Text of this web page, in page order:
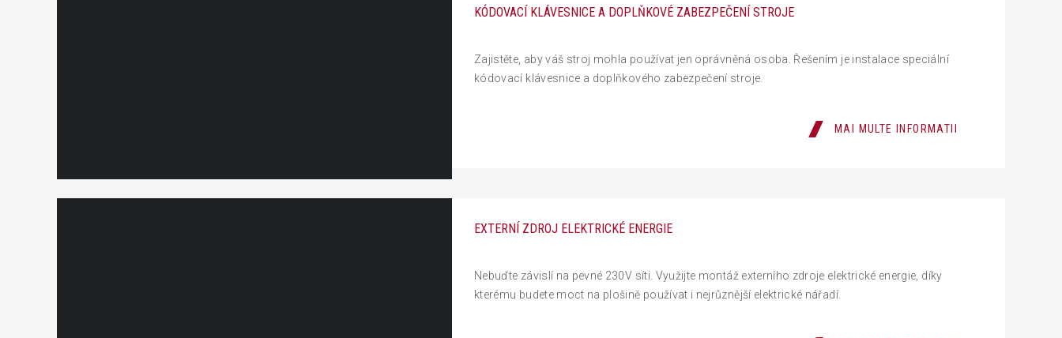
KÓDOVACÍ KLÁVESNICE A DOPLŇKOVÉ ZABEZPEČENÍ STROJE
Zajistěte, aby váš stroj mohla používat jen oprávněná osoba. Řešením je instalace speciální
kódovací klávesnice a doplňkového zabezpečení stroje.
MAI MULTE INFORMATII
EXTERNÍ ZDROJ ELEKTRICKÉ ENERGIE
Nebuďte závislí na pevné 230V síti. Využijte montáž externího zdroje elektrické energie, díky
kterému budete moct na plošině používat i nejrůznější elektrické nářadí.